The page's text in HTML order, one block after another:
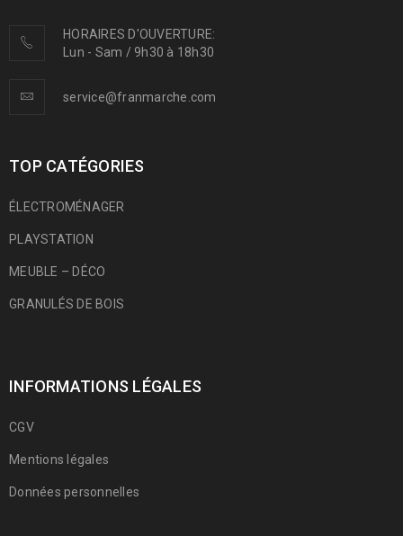
HORAIRES D'OUVERTURE:
Lun - Sam / 9h30 à 18h30
service@franmarche.com
TOP CATÉGORIES
ÉLECTROMÉNAGER
PLAYSTATION
MEUBLE – DÉCO
GRANULÉS DE BOIS
INFORMATIONS LÉGALES
CGV
Mentions légales
Données personnelles